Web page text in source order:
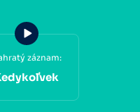
záznam: